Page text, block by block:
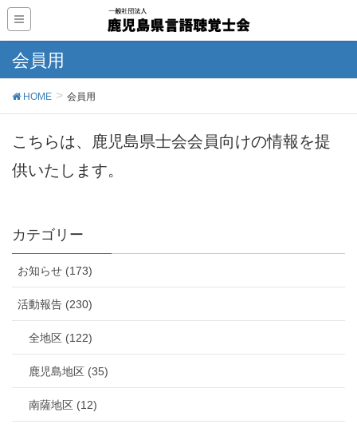
会員用
HOME 会員用
こちらは、鹿児島県士会会員向けの情報を提
供いたします。
カテゴリー
お知らせ (173)
活動報告 (230)
全地区 (122)
鹿児島地区 (35)
南薩地区 (12)